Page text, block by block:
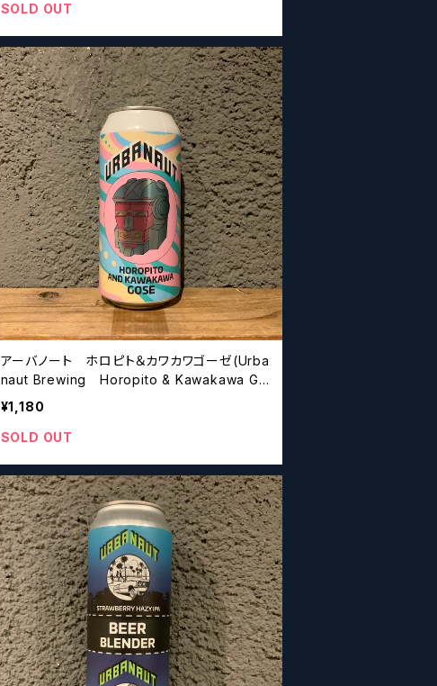
SOLD OUT
アーバノート ホロピト＆カワカワゴーゼ(Urba
naut Brewing Horopito & Kawakawa Go
se)
¥1,180
SOLD OUT